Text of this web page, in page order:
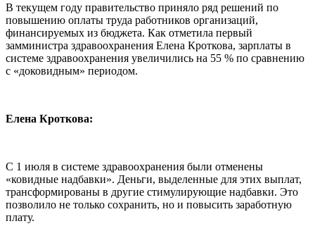
В текущем году правительство приняло ряд решений по
повышению оплаты труда работников организаций,
финансируемых из бюджета. Как отметила первый
замминистра здравоохранения Елена Кроткова, зарплаты в
системе здравоохранения увеличились на 55 % по сравнению
с «доковидным» периодом.
Елена Кроткова:
С 1 июля в системе здравоохранения были отменены
«ковидные надбавки». Деньги, выделенные для этих выплат,
трансформированы в другие стимулирующие надбавки. Это
позволило не только сохранить, но и повысить заработную
плату.